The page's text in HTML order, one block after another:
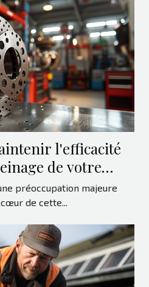
l'efficacité
de votre
préoccupation majeure
de cette...